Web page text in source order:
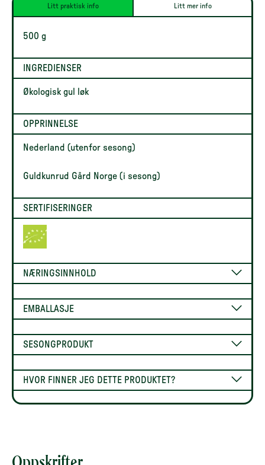
Litt praktisk info Litt mer info
500 g
INGREDIENSER
Økologisk gul løk
OPPRINNELSE
Nederland (utenfor sesong)
Guldkunrud Gård Norge (i sesong)
SERTIFISERINGER
NÆRINGSINNHOLD
EMBALLASJE
SESONGPRODUKT
HVOR FINNER JEG DETTE PRODUKTET?